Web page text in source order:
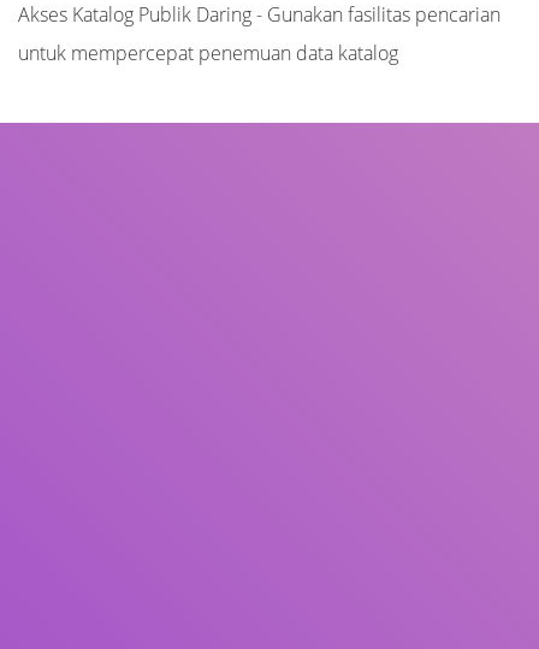
Akses Katalog Publik Daring - Gunakan fasilitas pencarian
untuk mempercepat penemuan data katalog